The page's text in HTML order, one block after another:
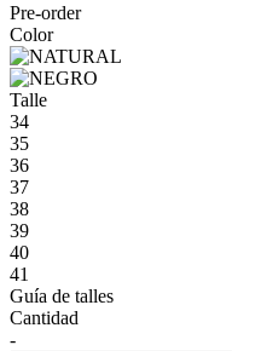
Pre-order
Color
Talle
34
35
36
37
38
39
40
41
Guía de talles
Cantidad
-